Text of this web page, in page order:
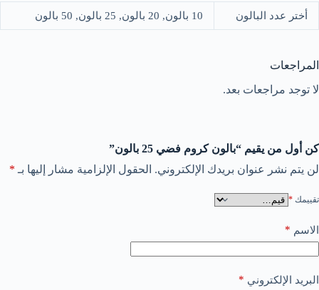
أختر عدد البالون 10 بالون, 20 بالون, 25 بالون, 50 بالون
المراجعات
لا توجد مراجعات بعد.
كن أول من يقيم “بالون كروم فضي 25 بالون”
لن يتم نشر عنوان بريدك الإلكتروني. الحقول الإلزامية مشار إليها بـ *
تقييمك *
الاسم *
البريد الإلكتروني *